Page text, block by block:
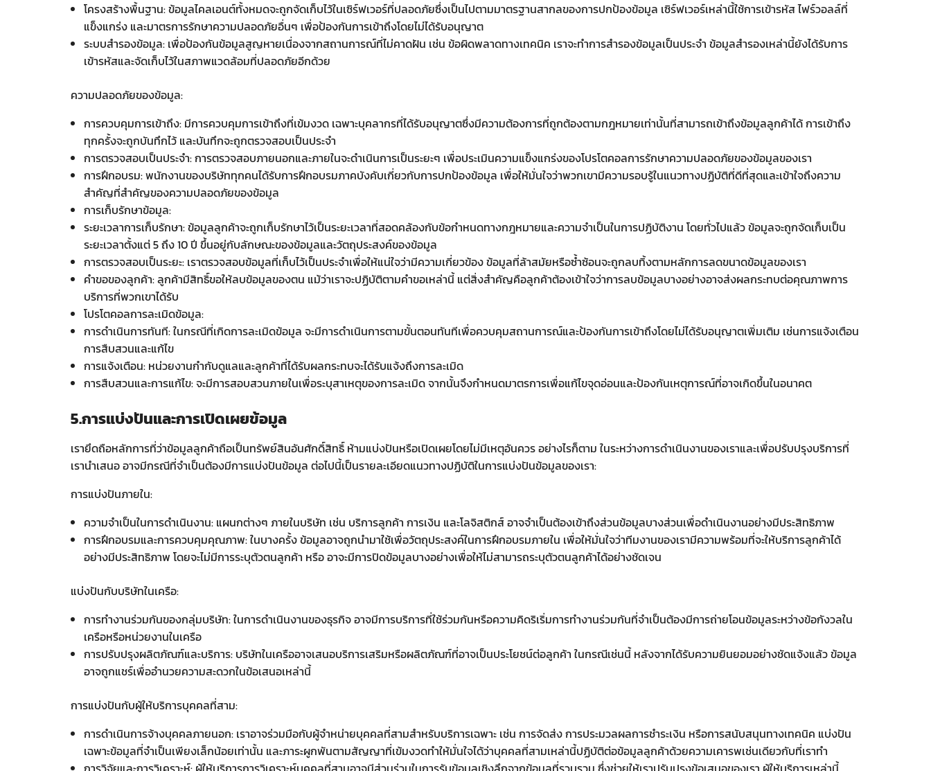
โครงสร้างพื้นฐาน: ข้อมูลไคลเอนต์ทั้งหมดจะถูกจัดเก็บไว้ในเซิร์ฟเวอร์ที่ปลอดภัยซึ่งเป็นไปตามมาตรฐานสากลของการปกป้องข้อมูล เซิร์ฟเวอร์เหล่านี้ใช้การเข้ารหัส ไฟร์วอลล์ที่
แข็งแกร่ง และมาตรการรักษาความปลอดภัยอื่นๆ เพื่อป้องกันการเข้าถึงโดยไม่ได้รับอนุญาต
ระบบสำรองข้อมูล: เพื่อป้องกันข้อมูลสูญหายเนื่องจากสถานการณ์ที่ไม่คาดฝัน เช่น ข้อผิดพลาดทางเทคนิค เราจะทำการสำรองข้อมูลเป็นประจำ ข้อมูลสำรองเหล่านี้ยังได้รับการ
เข้ารหัสและจัดเก็บไว้ในสภาพแวดล้อมที่ปลอดภัยอีกด้วย
ความปลอดภัยของข้อมูล:
การควบคุมการเข้าถึง: มีการควบคุมการเข้าถึงที่เข้มงวด เฉพาะบุคลากรที่ได้รับอนุญาตซึ่งมีความต้องการที่ถูกต้องตามกฎหมายเท่านั้นที่สามารถเข้าถึงข้อมูลลูกค้าได้ การเข้าถึง
ทุกครั้งจะถูกบันทึกไว้ และบันทึกจะถูกตรวจสอบเป็นประจำ
การตรวจสอบเป็นประจำ: การตรวจสอบภายนอกและภายในจะดำเนินการเป็นระยะๆ เพื่อประเมินความแข็งแกร่งของโปรโตคอลการรักษาความปลอดภัยของข้อมูลของเรา
การฝึกอบรม: พนักงานของบริษัททุกคนได้รับการฝึกอบรมภาคบังคับเกี่ยวกับการปกป้องข้อมูล เพื่อให้มั่นใจว่าพวกเขามีความรอบรู้ในแนวทางปฏิบัติที่ดีที่สุดและเข้าใจถึงความ
สำคัญที่สำคัญของความปลอดภัยของข้อมูล
การเก็บรักษาข้อมูล:
ระยะเวลาการเก็บรักษา: ข้อมูลลูกค้าจะถูกเก็บรักษาไว้เป็นระยะเวลาที่สอดคล้องกับข้อกำหนดทางกฎหมายและความจำเป็นในการปฏิบัติงาน โดยทั่วไปแล้ว ข้อมูลจะถูกจัดเก็บเป็น
ระยะเวลาตั้งแต่ 5 ถึง 10 ปี ขึ้นอยู่กับลักษณะของข้อมูลและวัตถุประสงค์ของข้อมูล
การตรวจสอบเป็นระยะ: เราตรวจสอบข้อมูลที่เก็บไว้เป็นประจำเพื่อให้แน่ใจว่ามีความเกี่ยวข้อง ข้อมูลที่ล้าสมัยหรือซ้ำซ้อนจะถูกลบทิ้งตามหลักการลดขนาดข้อมูลของเรา
คำขอของลูกค้า: ลูกค้ามีสิทธิ์ขอให้ลบข้อมูลของตน แม้ว่าเราจะปฏิบัติตามคำขอเหล่านี้ แต่สิ่งสำคัญคือลูกค้าต้องเข้าใจว่าการลบข้อมูลบางอย่างอาจส่งผลกระทบต่อคุณภาพการ
บริการที่พวกเขาได้รับ
โปรโตคอลการละเมิดข้อมูล:
การดำเนินการทันที: ในกรณีที่เกิดการละเมิดข้อมูล จะมีการดำเนินการตามขั้นตอนทันทีเพื่อควบคุมสถานการณ์และป้องกันการเข้าถึงโดยไม่ได้รับอนุญาตเพิ่มเติม เช่นการแจ้งเตือน
การสืบสวนและแก้ไข
การแจ้งเตือน: หน่วยงานกำกับดูแลและลูกค้าที่ได้รับผลกระทบจะได้รับแจ้งถึงการละเมิด
การสืบสวนและการแก้ไข: จะมีการสอบสวนภายในเพื่อระบุสาเหตุของการละเมิด จากนั้นจึงกำหนดมาตรการเพื่อแก้ไขจุดอ่อนและป้องกันเหตุการณ์ที่อาจเกิดขึ้นในอนาคต
5.การแบ่งปันและการเปิดเผยข้อมูล
เรายึดถือหลักการที่ว่าข้อมูลลูกค้าถือเป็นทรัพย์สินอันศักดิ์สิทธิ์ ห้ามแบ่งปันหรือเปิดเผยโดยไม่มีเหตุอันควร อย่างไรก็ตาม ในระหว่างการดำเนินงานของเราและเพื่อปรับปรุงบริการที่
เรานำเสนอ อาจมีกรณีที่จำเป็นต้องมีการแบ่งปันข้อมูล ต่อไปนี้เป็นรายละเอียดแนวทางปฏิบัติในการแบ่งปันข้อมูลของเรา:
การแบ่งปันภายใน:
ความจำเป็นในการดำเนินงาน: แผนกต่างๆ ภายในบริษัท เช่น บริการลูกค้า การเงิน และโลจิสติกส์ อาจจำเป็นต้องเข้าถึงส่วนข้อมูลบางส่วนเพื่อดำเนินงานอย่างมีประสิทธิภาพ
การฝึกอบรมและการควบคุมคุณภาพ: ในบางครั้ง ข้อมูลอาจถูกนำมาใช้เพื่อวัตถุประสงค์ในการฝึกอบรมภายใน เพื่อให้มั่นใจว่าทีมงานของเรามีความพร้อมที่จะให้บริการลูกค้าได้
อย่างมีประสิทธิภาพ โดยจะไม่มีการระบุตัวตนลูกค้า หรือ อาจะมีการปิดข้อมูลบางอย่างเพื่อให้ไม่สามารถระบุตัวตนลูกค้าได้อย่างชัดเจน
แบ่งปันกับบริษัทในเครือ:
การทำงานร่วมกันของกลุ่มบริษัท: ในการดำเนินงานของธุรกิจ อาจมีการบริการที่ใช้ร่วมกันหรือความคิดริเริ่มการทำงานร่วมกันที่จำเป็นต้องมีการถ่ายโอนข้อมูลระหว่างข้อกังวลใน
เครือหรือหน่วยงานในเครือ
การปรับปรุงผลิตภัณฑ์และบริการ: บริษัทในเครืออาจเสนอบริการเสริมหรือผลิตภัณฑ์ที่อาจเป็นประโยชน์ต่อลูกค้า ในกรณีเช่นนี้ หลังจากได้รับความยินยอมอย่างชัดแจ้งแล้ว ข้อมูล
อาจถูกแชร์เพื่ออำนวยความสะดวกในข้อเสนอเหล่านี้
การแบ่งปันกับผู้ให้บริการบุคคลที่สาม:
การดำเนินการจ้างบุคคลภายนอก: เราอาจร่วมมือกับผู้จำหน่ายบุคคลที่สามสำหรับบริการเฉพาะ เช่น การจัดส่ง การประมวลผลการชำระเงิน หรือการสนับสนุนทางเทคนิค แบ่งปัน
เฉพาะข้อมูลที่จำเป็นเพียงเล็กน้อยเท่านั้น และภาระผูกพันตามสัญญาที่เข้มงวดทำให้มั่นใจได้ว่าบุคคลที่สามเหล่านี้ปฏิบัติต่อข้อมูลลูกค้าด้วยความเคารพเช่นเดียวกับที่เราทำ